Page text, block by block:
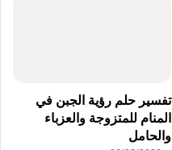
تفسير حلم رؤية الجبن في
المنام للمتزوجة والعزباء
والحامل